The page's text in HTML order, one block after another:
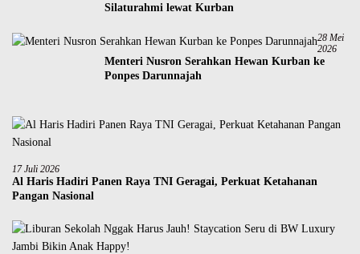
Silaturahmi lewat Kurban
28 Mei
2026
Menteri Nusron Serahkan Hewan Kurban ke
Ponpes Darunnajah
17 Juli 2026
Al Haris Hadiri Panen Raya TNI Geragai, Perkuat Ketahanan
Pangan Nasional